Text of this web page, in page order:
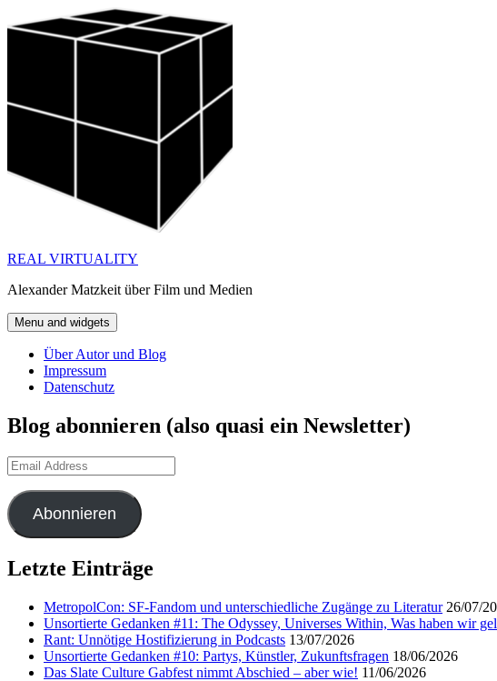
to
REAL VIRTUALITY
Alexander Matzkeit über Film und Medien
Menu and widgets
Über Autor und Blog
Impressum
Datenschutz
Blog abonnieren (also quasi ein Newsletter)
Email
Address
Abonnieren
Letzte Einträge
MetropolCon: SF-Fandom und unterschiedliche Zugänge zu Literatur 26/07/
Unsortierte Gedanken #11: The Odyssey, Universes Within, Was haben wir
Rant: Unnötige Hostifizierung in Podcasts 13/07/2026
Unsortierte Gedanken #10: Partys, Künstler, Zukunftsfragen 18/06/2026
Das Slate Culture Gabfest nimmt Abschied – aber wie! 11/06/2026